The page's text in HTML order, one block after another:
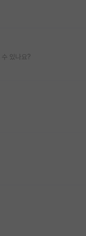
있나요?